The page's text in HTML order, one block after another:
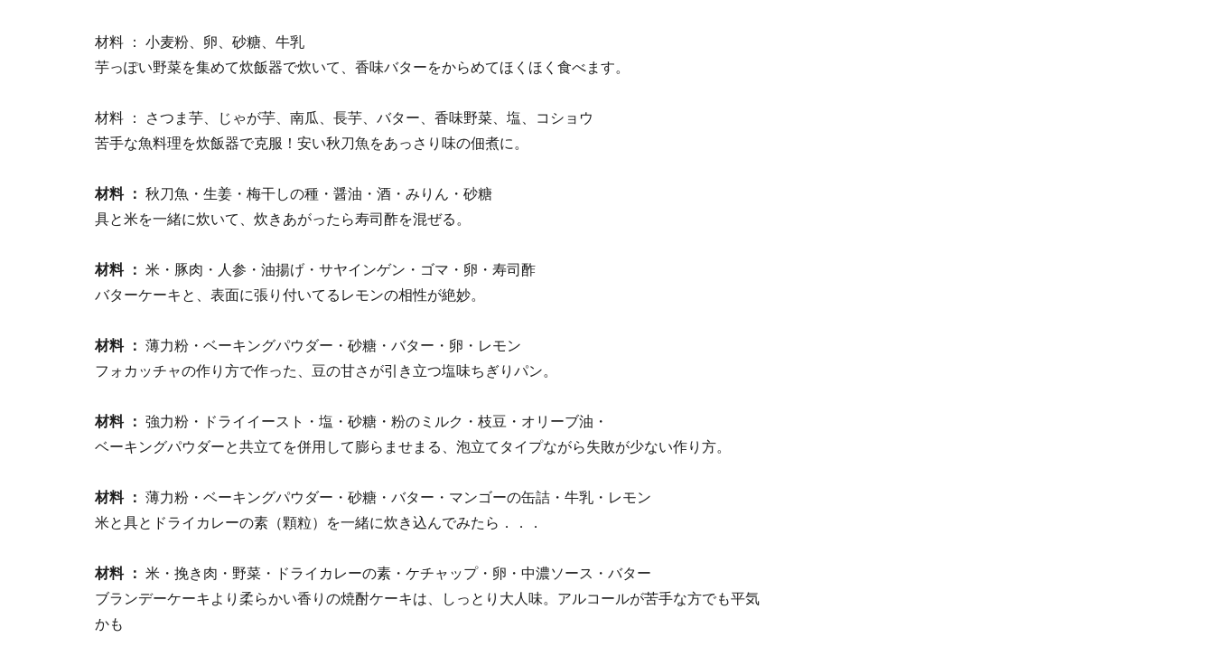
材料 ： 小麦粉、卵、砂糖、牛乳
芋っぽい野菜を集めて炊飯器で炊いて、香味バターをからめてほくほく食べます。
材料 ： さつま芋、じゃが芋、南瓜、長芋、バター、香味野菜、塩、コショウ
苦手な魚料理を炊飯器で克服！安い秋刀魚をあっさり味の佃煮に。
材料 ： 秋刀魚・生姜・梅干しの種・醤油・酒・みりん・砂糖
具と米を一緒に炊いて、炊きあがったら寿司酢を混ぜる。
材料 ： 米・豚肉・人参・油揚げ・サヤインゲン・ゴマ・卵・寿司酢
バターケーキと、表面に張り付いてるレモンの相性が絶妙。
材料 ： 薄力粉・ベーキングパウダー・砂糖・バター・卵・レモン
フォカッチャの作り方で作った、豆の甘さが引き立つ塩味ちぎりパン。
材料 ： 強力粉・ドライイースト・塩・砂糖・粉のミルク・枝豆・オリーブ油・
ベーキングパウダーと共立てを併用して膨らませまる、泡立てタイプながら失敗が少ない作り方。
材料 ： 薄力粉・ベーキングパウダー・砂糖・バター・マンゴーの缶詰・牛乳・レモン
米と具とドライカレーの素（顆粒）を一緒に炊き込んでみたら．．．
材料 ： 米・挽き肉・野菜・ドライカレーの素・ケチャップ・卵・中濃ソース・バター
ブランデーケーキより柔らかい香りの焼酎ケーキは、しっとり大人味。アルコールが苦手な方でも平気
かも